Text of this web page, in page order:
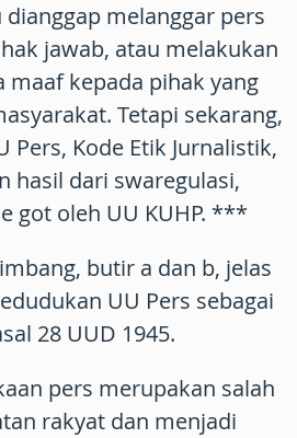
dianggap melanggar pers
jawab, atau melakukan
kepada pihak yang
Tetapi sekarang,
Pers, Kode Etik Jurnalistik,
hasil dari swaregulasi,
got oleh UU KUHP. ***
butir a dan b, jelas
UU Pers sebagai
28 UUD 1945.
pers merupakan salah
rakyat dan menjadi